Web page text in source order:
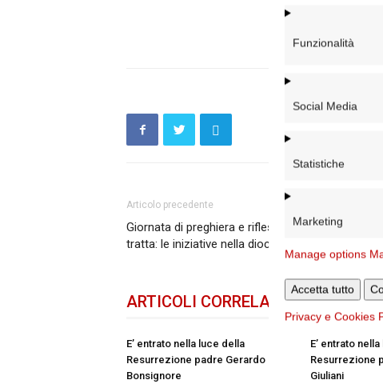
Funzionalità
Social Media
Statistiche
Marketing
Manage options
Accetta tutto
Privacy e Cookies
Articolo precedente
Giornata di preghiera e riflessione contro la
tratta: le iniziative nella diocesi di Roma
ARTICOLI CORRELATI DELLO
E’ entrato nella luce della
Resurrezione padre Gerardo
Bonsignore
E’ entrato
Resurrezione
Giuliani